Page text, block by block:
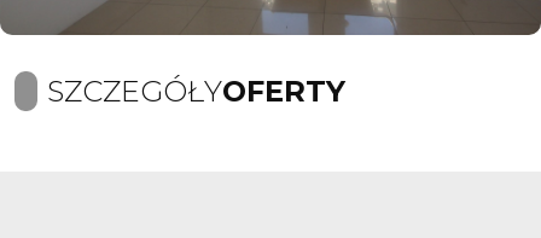
SZCZEGÓŁYOFERTY